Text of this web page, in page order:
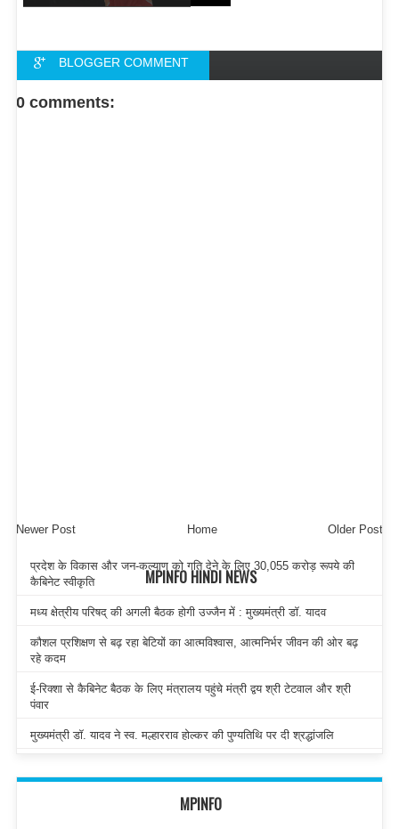
BLOGGER COMMENT
FACEBOOK COMMENT
0 comments:
Newer Post Older Post
Home
MPINFO HINDI NEWS
प्रदेश के विकास और जन-कल्याण को गति देने के लिए 30,055 करोड़ रूपये की
कैबिनेट स्वीकृति
मध्य क्षेत्रीय परिषद् की अगली बैठक होगी उज्जैन में : मुख्यमंत्री डॉ. यादव
कौशल प्रशिक्षण से बढ़ रहा बेटियों का आत्मविश्वास, आत्मनिर्भर जीवन की ओर बढ़
रहे कदम
ई-रिक्शा से कैबिनेट बैठक के लिए मंत्रालय पहुंचे मंत्री द्वय श्री टेटवाल और श्री
पंवार
मुख्यमंत्री डॉ. यादव ने स्व. मल्हारराव होल्कर की पुण्यतिथि पर दी श्रद्धांजलि
MPINFO